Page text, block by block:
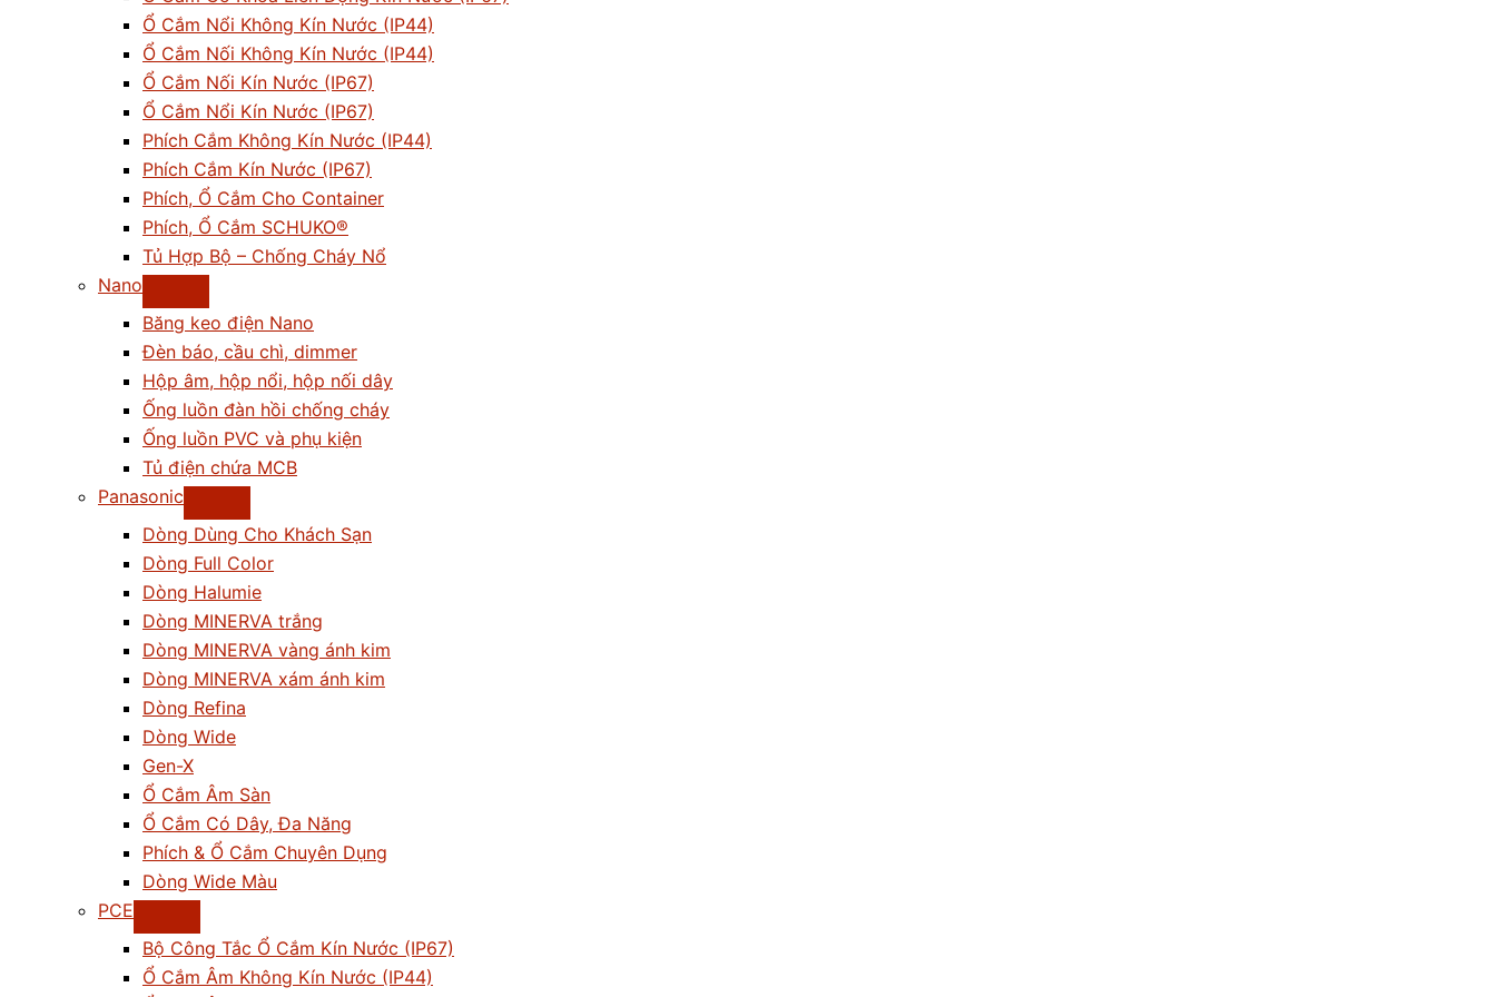
Ổ Cắm Nổi Không Kín Nước (IP44)
Ổ Cắm Nối Không Kín Nước (IP44)
Ổ Cắm Nối Kín Nước (IP67)
Ổ Cắm Nổi Kín Nước (IP67)
Phích Cắm Không Kín Nước (IP44)
Phích Cắm Kín Nước (IP67)
Phích, Ổ Cắm Cho Container
Phích, Ổ Cắm SCHUKO®
Tủ Hợp Bộ – Chống Cháy Nổ
Nano
Băng keo điện Nano
Đèn báo, cầu chì, dimmer
Hộp âm, hộp nổi, hộp nối dây
Ống luồn đàn hồi chống cháy
Ống luồn PVC và phụ kiện
Tủ điện chứa MCB
Panasonic
Dòng Dùng Cho Khách Sạn
Dòng Full Color
Dòng Halumie
Dòng MINERVA trắng
Dòng MINERVA vàng ánh kim
Dòng MINERVA xám ánh kim
Dòng Refina
Dòng Wide
Gen-X
Ổ Cắm Âm Sàn
Ổ Cắm Có Dây, Đa Năng
Phích & Ổ Cắm Chuyên Dụng
Dòng Wide Màu
PCE
Bộ Công Tắc Ổ Cắm Kín Nước (IP67)
Ổ Cắm Âm Không Kín Nước (IP44)